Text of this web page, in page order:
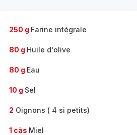
250 g Farine intégrale
80 g Huile d'olive
80 g Eau
10 g Sel
2 Oignons ( 4 si petits)
1 càs Miel